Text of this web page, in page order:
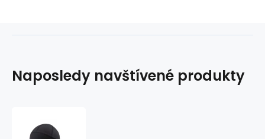
Naposledy navštívené produkty